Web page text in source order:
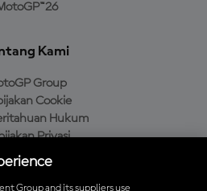
Kami
Group
Cookie
Hukum
Privasi
Pembelian
Group and its suppliers use